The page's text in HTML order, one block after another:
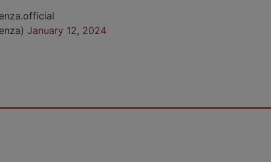
January 12, 2024